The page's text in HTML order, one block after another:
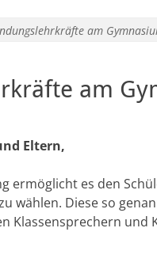
am
am
Eltern,
ermöglicht es den
wählen. Diese so
Klassensprechern